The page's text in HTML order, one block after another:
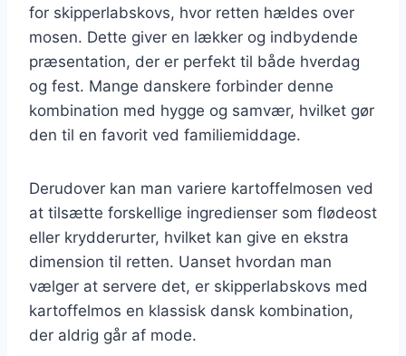
for skipperlabskovs, hvor retten hældes over
mosen. Dette giver en lækker og indbydende
præsentation, der er perfekt til både hverdag
og fest. Mange danskere forbinder denne
kombination med hygge og samvær, hvilket gør
den til en favorit ved familiemiddage.
Derudover kan man variere kartoffelmosen ved
at tilsætte forskellige ingredienser som flødeost
eller krydderurter, hvilket kan give en ekstra
dimension til retten. Uanset hvordan man
vælger at servere det, er skipperlabskovs med
kartoffelmos en klassisk dansk kombination,
der aldrig går af mode.